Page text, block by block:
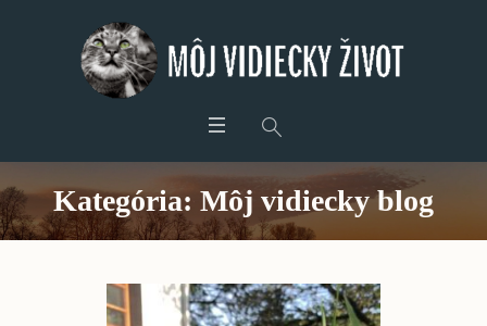
Kategória: Môj vidiecky blog